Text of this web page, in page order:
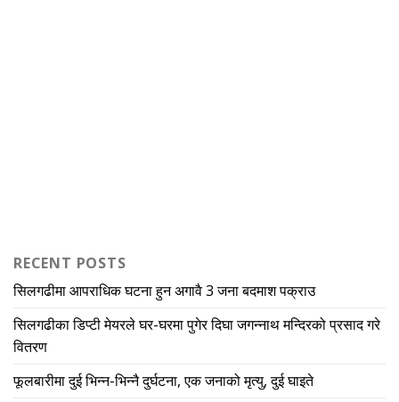
RECENT POSTS
सिलगढीमा आपराधिक घटना हुन अगावै 3 जना बदमाश पक्राउ
सिलगढीका डिप्टी मेयरले घर-घरमा पुगेर दिघा जगन्नाथ मन्दिरको प्रसाद गरे
वितरण
फूलबारीमा दुई भिन्न-भिन्नै दुर्घटना, एक जनाको मृत्यु, दुई घाइते